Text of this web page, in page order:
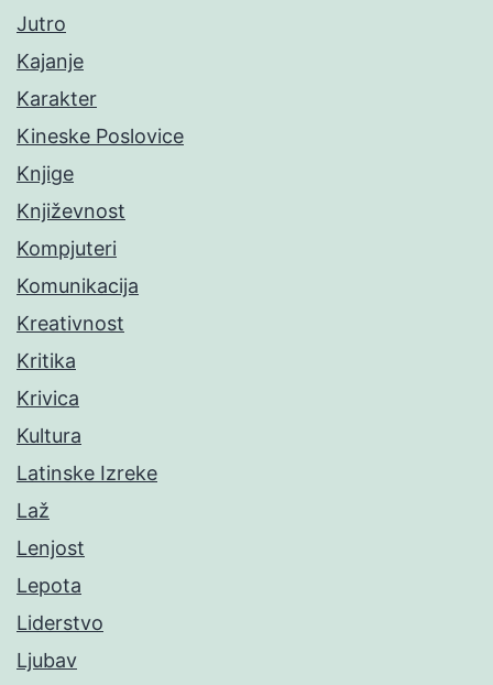
Jutro
Kajanje
Karakter
Kineske Poslovice
Knjige
Književnost
Kompjuteri
Komunikacija
Kreativnost
Kritika
Krivica
Kultura
Latinske Izreke
Laž
Lenjost
Lepota
Liderstvo
Ljubav